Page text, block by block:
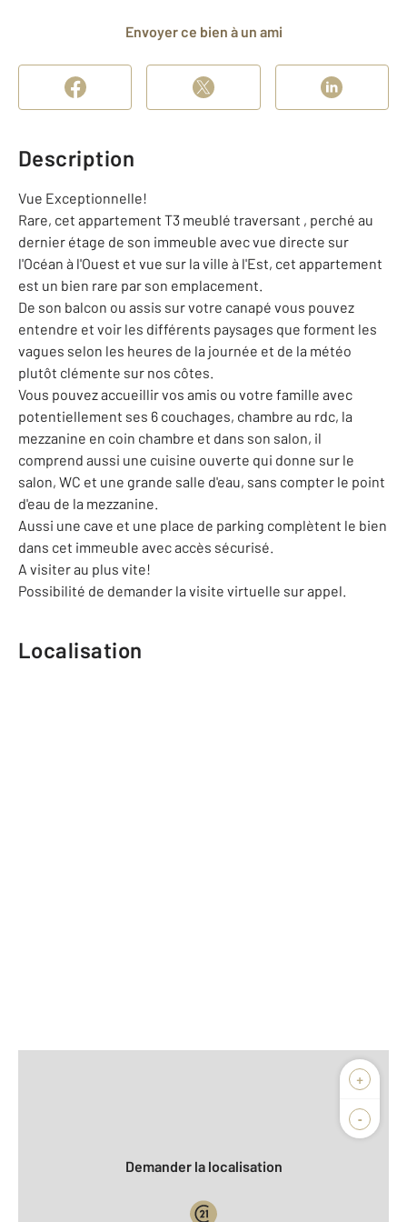
Envoyer ce bien à un ami
Description
Vue Exceptionnelle!
Rare, cet appartement T3 meublé traversant , perché au
dernier étage de son immeuble avec vue directe sur
l'Océan à l'Ouest et vue sur la ville à l'Est, cet appartement
est un bien rare par son emplacement.
De son balcon ou assis sur votre canapé vous pouvez
entendre et voir les différents paysages que forment les
vagues selon les heures de la journée et de la météo
plutôt clémente sur nos côtes.
Vous pouvez accueillir vos amis ou votre famille avec
potentiellement ses 6 couchages, chambre au rdc, la
mezzanine en coin chambre et dans son salon, il
comprend aussi une cuisine ouverte qui donne sur le
salon, WC et une grande salle d'eau, sans compter le point
d'eau de la mezzanine.
Aussi une cave et une place de parking complètent le bien
dans cet immeuble avec accès sécurisé.
A visiter au plus vite!
Possibilité de demander la visite virtuelle sur appel.
Localisation
+
-
Biens vendus
Demander la localisation